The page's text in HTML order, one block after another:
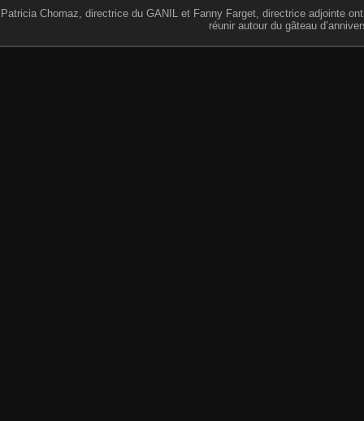
Patricia Chomaz, directrice du GANIL et Fanny Farget, directrice adjointe
réunir autour du gâteau